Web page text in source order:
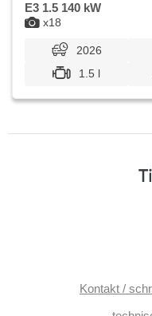
x18
E3 1.5 140 kW
2026
1.5 l
Kontakt /